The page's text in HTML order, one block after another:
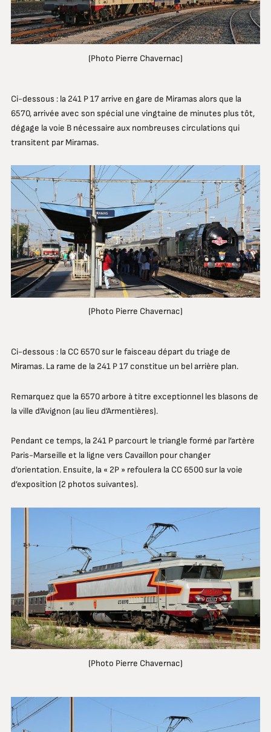
(Photo Pierre Chavernac)
Ci-dessous : la 241 P 17 arrive en gare de Miramas alors que la
6570, arrivée avec son spécial une vingtaine de minutes plus tôt,
dégage la voie B nécessaire aux nombreuses circulations qui
transitent par Miramas.
(Photo Pierre Chavernac)
Ci-dessous : la CC 6570 sur le faisceau départ du triage de
Miramas. La rame de la 241 P 17 constitue un bel arrière plan.
Remarquez que la 6570 arbore à titre exceptionnel les blasons de
la ville d’Avignon (au lieu d’Armentières).
Pendant ce temps, la 241 P parcourt le triangle formé par l’artère
Paris-Marseille et la ligne vers Cavaillon pour changer
d’orientation. Ensuite, la « 2P » refoulera la CC 6500 sur la voie
d’exposition (2 photos suivantes).
(Photo Pierre Chavernac)